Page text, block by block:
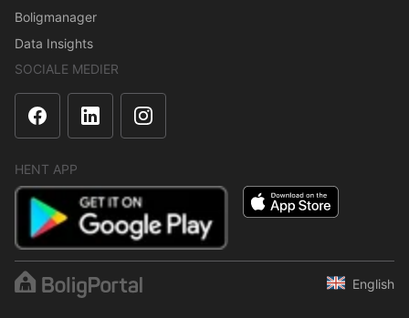
Boligmanager
Data Insights
SOCIALE MEDIER
HENT APP
English